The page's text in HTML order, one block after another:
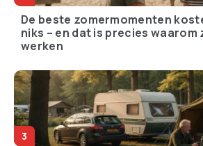
De beste zomermomenten
niks – en dat is precies waarom
werken